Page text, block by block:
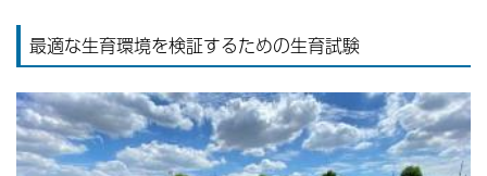
最適な生育環境を検証するための生育試験